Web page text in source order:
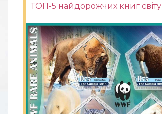
ТОП-5 найдорожчих книг світу